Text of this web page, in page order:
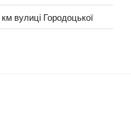
вулиці Городоцької